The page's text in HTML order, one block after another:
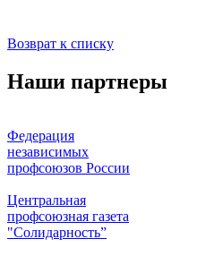
Возврат к списку
Наши партнеры
Федерация
независимых
профсоюзов России
Центральная
профсоюзная газета
"Солидарность”